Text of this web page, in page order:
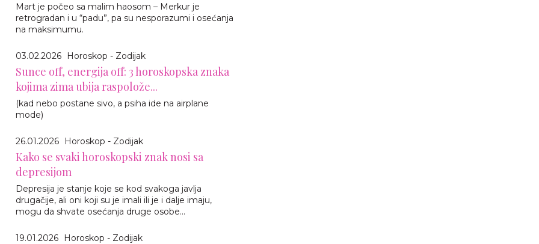
Mart je počeo sa malim haosom – Merkur je
retrogradan i u “padu”, pa su nesporazumi i osećanja
na maksimumu.
03.02.2026 Horoskop - Zodijak
Sunce off, energija off: 3 horoskopska znaka
kojima zima ubija raspolože...
(kad nebo postane sivo, a psiha ide na airplane
mode)
26.01.2026 Horoskop - Zodijak
Kako se svaki horoskopski znak nosi sa
depresijom
Depresija je stanje koje se kod svakoga javlja
drugačije, ali oni koji su je imali ili je i dalje imaju,
mogu da shvate osećanja druge osobe...
19.01.2026 Horoskop - Zodijak